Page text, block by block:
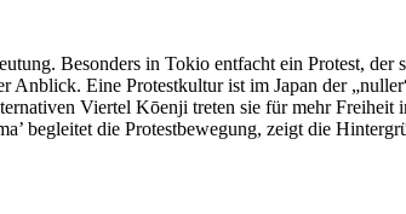
Besonders in Tokio entfacht ein Protest, der
Eine Protestkultur ist im Japan der
Viertel Kōenji treten sie für mehr
begleitet die Protestbewegung, zeigt die